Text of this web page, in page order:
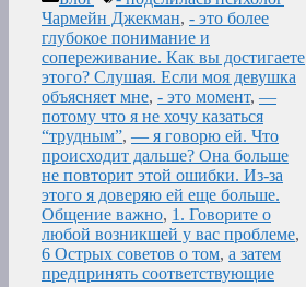
Чармейн Джекман, - это более
глубокое понимание и
сопереживание. Как вы достигаете
этого? Слушая. Если моя девушка
объясняет мне, - это момент, —
потому что я не хочу казаться
“трудным”, — я говорю ей. Что
происходит дальше? Она больше
не повторит этой ошибки. Из-за
этого я доверяю ей еще больше.
Общение важно, 1. Говорите о
любой возникшей у вас проблеме,
6 Острых советов о том, а затем
предпринять соответствующие